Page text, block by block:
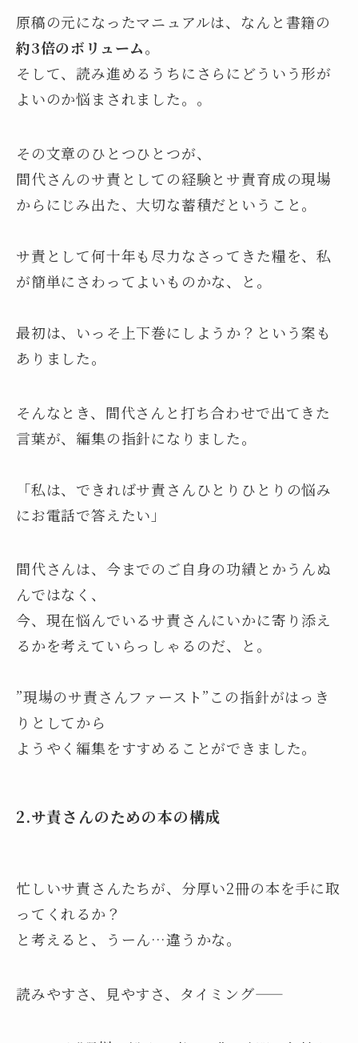
原稿の元になったマニュアルは、なんと書籍の
約3倍のボリューム。
そして、読み進めるうちにさらにどういう形が
よいのか悩まされました。。
その文章のひとつひとつが、
間代さんのサ責としての経験とサ責育成の現場
からにじみ出た、大切な蓄積だということ。
サ責として何十年も尽力なさってきた糧を、私
が簡単にさわってよいものかな、と。
最初は、いっそ上下巻にしようか？という案も
ありました。
そんなとき、間代さんと打ち合わせで出てきた
言葉が、編集の指針になりました。
「私は、できればサ責さんひとりひとりの悩み
にお電話で答えたい」
間代さんは、今までのご自身の功績とかうんぬ
んではなく、
今、現在悩んでいるサ責さんにいかに寄り添え
るかを考えていらっしゃるのだ、と。
”現場のサ責さんファースト”この指針がはっき
りとしてから
ようやく編集をすすめることができました。
2.サ責さんのための本の構成
忙しいサ責さんたちが、分厚い2冊の本を手に取
ってくれるか？
と考えると、うーん…違うかな。
読みやすさ、見やすさ、タイミング――